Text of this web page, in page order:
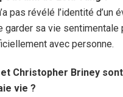
pas révélé l’identité d’un
garder sa vie sentimentale
avec personne.
Christopher Briney
vie ?